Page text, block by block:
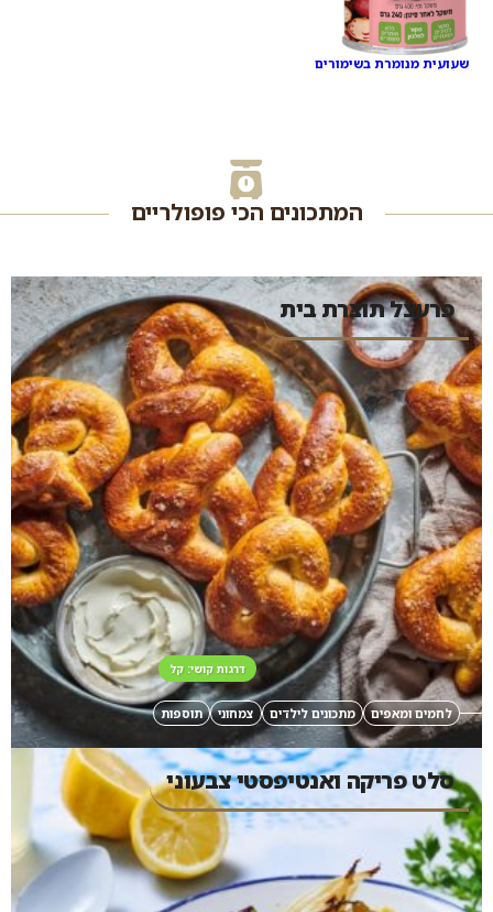
שעועית מנומרת בשימורים
המתכונים הכי פופולריים
פרעצל תוצרת בית
לחמים ומאפים מתכונים לילדים צמחוני תוספות
דרגות קושי: קל
סלט פריקה ואנטיפסטי צבעוני